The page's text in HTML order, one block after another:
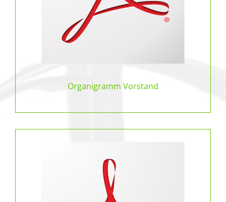
Organigramm Vorstand